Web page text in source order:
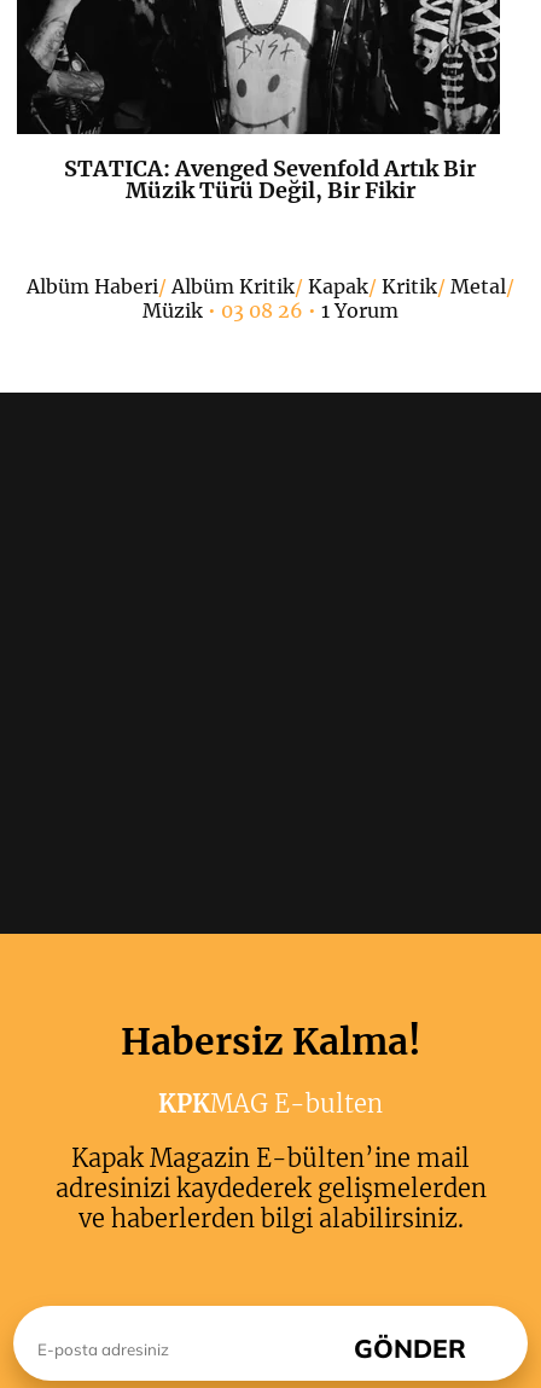
K+
STATICA: Avenged Sevenfold Artık Bir
Müzik Türü Değil, Bir Fikir
Albüm Haberi/Albüm Kritik/ Kapak/ Kritik/ Metal/
Müzik• 03 08 26 • 1 Yorum
Habersiz Kalma!
KPKMAG E-bulten
Kapak Magazin E-bülten’ine mail
adresinizi kaydederek gelişmelerden
ve haberlerden bilgi alabilirsiniz.